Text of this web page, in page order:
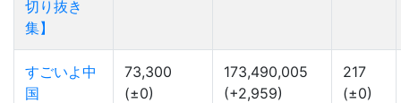
切り抜き
集】
すごいよ中
国
73,300
(±0)
173,490,005
(+2,959)
217
(±0)